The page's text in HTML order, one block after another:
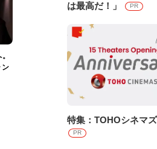
ン
は最高だ！」
PR
特集：TOHOシネマ
PR